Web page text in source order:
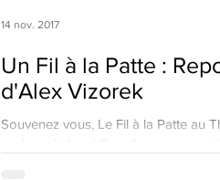
Un Fil à la Patte :
d'Alex Vizorek
Souvenez vous, Le Fil à la Patte au
14 nov. 2017